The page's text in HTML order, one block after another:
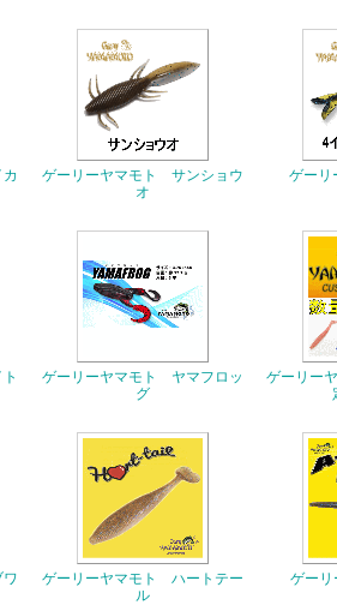
ゲーリーヤマモト サンショウ
オ
ゲー
ゲーリーヤマモト ヤマフロッ
グ
ゲーリー
ゲーリーヤマモト ハートテー
ル
ゲー